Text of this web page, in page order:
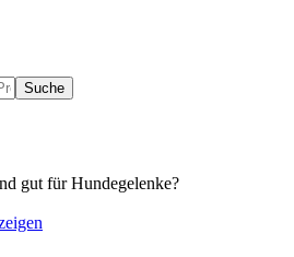
gut für Hundegelenke?